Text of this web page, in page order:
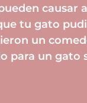
causar
tu gato
un
para un gato